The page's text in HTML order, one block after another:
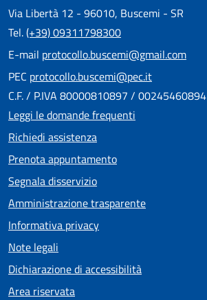
Via Libertà 12 - 96010, Buscemi - SR
Tel.(+39) 09311798300
E-mail protocollo.buscemi@gmail.com
PEC protocollo.buscemi@pec.it
C.F. / P.IVA 80000810897 / 00245460894
Leggi le domande frequenti
Richiedi assistenza
Prenota appuntamento
Segnala disservizio
Amministrazione trasparente
Informativa privacy
Note legali
Dichiarazione di accessibilità
Area riservata